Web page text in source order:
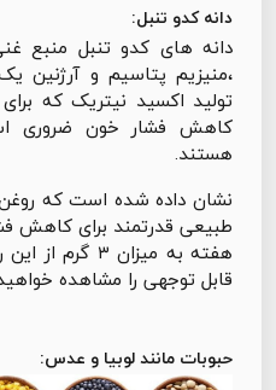
دانه کدو تنبل:
دانه های کدو تنبل منبع
،منیزیم پتاسیم و آرژنین
تولید اکسید نیتریک که
کاهش فشار خون ضروری
هستند.
نشان داده شده است که روغن
هفته به میزان
قابل توجهی را مشاهده
حبوبات مانند لوبیا و عدس: